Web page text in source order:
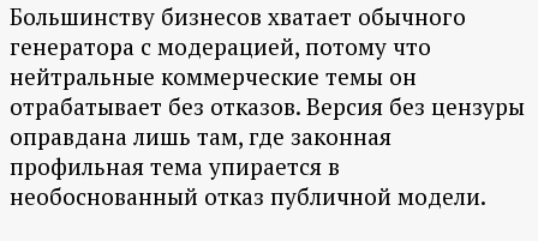
Большинству бизнесов хватает обычного
генератора с модерацией, потому что
нейтральные коммерческие темы он
отрабатывает без отказов. Версия без цензуры
оправдана лишь там, где законная
профильная тема упирается в
необоснованный отказ публичной модели.